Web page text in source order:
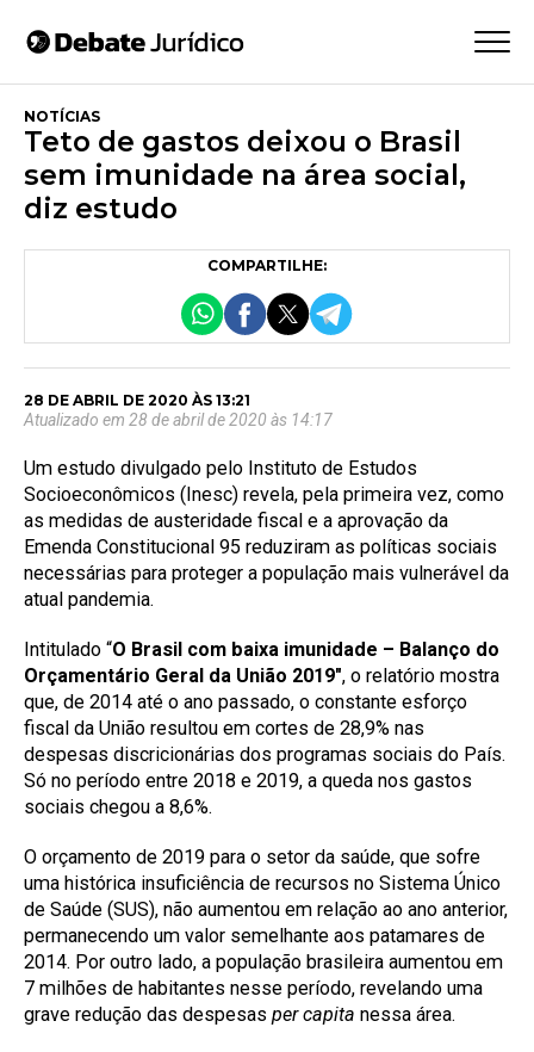
NOTÍCIAS
Teto de gastos deixou o Brasil
sem imunidade na área social,
diz estudo
COMPARTILHE:
28 DE ABRIL DE 2020 ÀS 13:21
Atualizado em 28 de abril de 2020 às 14:17
Um estudo divulgado pelo Instituto de Estudos
Socioeconômicos (Inesc) revela, pela primeira vez, como
as medidas de austeridade fiscal e a aprovação da
Emenda Constitucional 95 reduziram as políticas sociais
necessárias para proteger a população mais vulnerável da
atual pandemia.
Intitulado “O Brasil com baixa imunidade – Balanço do
Orçamentário Geral da União 2019″, o relatório mostra
que, de 2014 até o ano passado, o constante esforço
fiscal da União resultou em cortes de 28,9% nas
despesas discricionárias dos programas sociais do País.
Só no período entre 2018 e 2019, a queda nos gastos
sociais chegou a 8,6%.
O orçamento de 2019 para o setor da saúde, que sofre
uma histórica insuficiência de recursos no Sistema Único
de Saúde (SUS), não aumentou em relação ao ano anterior,
permanecendo um valor semelhante aos patamares de
2014. Por outro lado, a população brasileira aumentou em
7 milhões de habitantes nesse período, revelando uma
grave redução das despesas per capita nessa área.